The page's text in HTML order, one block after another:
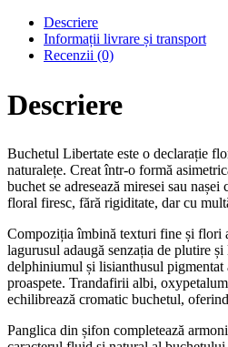
Descriere
Informații livrare și transport
Recenzii (0)
Descriere
Buchetul Libertate este o declarație
naturalețe. Creat într-o formă
buchet se adresează miresei sau nașei
floral firesc, fără rigiditate, dar cu
Compoziția îmbină texturi fine și flori
lagurusul adaugă senzația de plutire
delphiniumul și lisianthusul pigmentat
proaspete. Trandafirii albi,
echilibrează cromatic buchetul,
Panglica din șifon completează